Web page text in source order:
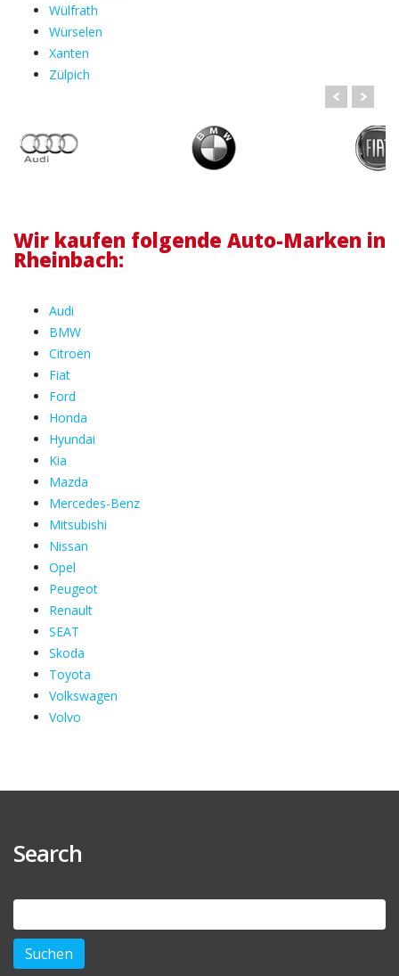
Wülfrath
Würselen
Xanten
Zülpich
Wir kaufen folgende Auto-Marken in
Rheinbach:
Audi
BMW
Citroën
Fiat
Ford
Honda
Hyundai
Kia
Mazda
Mercedes-Benz
Mitsubishi
Nissan
Opel
Peugeot
Renault
SEAT
Skoda
Toyota
Volkswagen
Volvo
Search
Suchen
nach: